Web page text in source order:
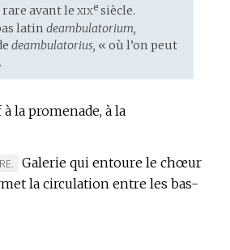
avant le xixesiècle.
latin deambulatorium,
deambulatorius, « où l’on peut
la promenade, à la
Galerie qui entoure le chœur
la circulation entre les bas-